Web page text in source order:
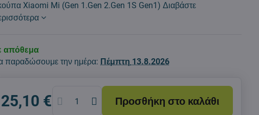
Xiaomi Mi (Gen 1.Gen 2.Gen 1S Gen1)Διαβάστε
απόθεμα
παραδώσουμε την ημέρα: Πέμπτη 13.8.2026
25,10 € Προσθήκη στο καλάθι